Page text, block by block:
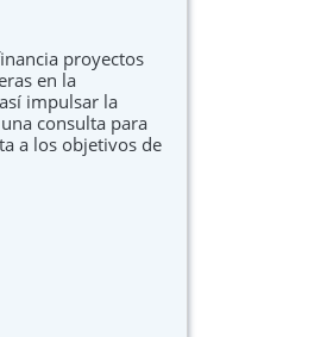
proyectos
en la
impulsar la
consulta para
a los objetivos de